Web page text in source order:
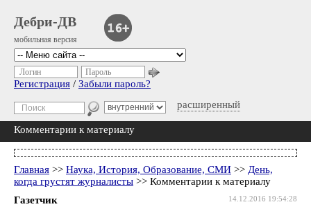
Дебри-ДВ
мобильная версия
расширенный
Логин Пароль
Регистрация / Забыли пароль?
Комментарии к материалу
Главная >> Наука, История, Образование, СМИ >> День,
когда грустят журналисты >> Комментарии к материалу
14.12.2016 19:54:28
Газетчик